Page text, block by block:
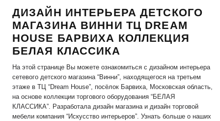
ДИЗАЙН ИНТЕРЬЕРА ДЕТСКОГО
МАГАЗИНА ВИННИ ТЦ DREAM
HOUSE БАРВИХА КОЛЛЕКЦИЯ
БЕЛАЯ КЛАССИКА
На этой странице Вы можете ознакомиться с дизайном интерьера
сетевого детского магазина “Винни”, находящегося на третьем
этаже в ТЦ “Dream House”, посёлок Барвиха, Московская область,
на основе коллекции торгового оборудования “БЕЛАЯ
КЛАССИКА”. Разработала дизайн магазина и дизайн торговой
мебели компания “Искусство интерьеров”. Узнать больше о наших